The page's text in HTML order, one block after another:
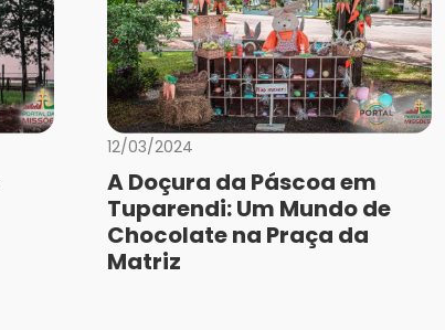
12/03/2024
A Doçura da Páscoa em
Tuparendi: Um Mundo de
Chocolate na Praça da
Matriz